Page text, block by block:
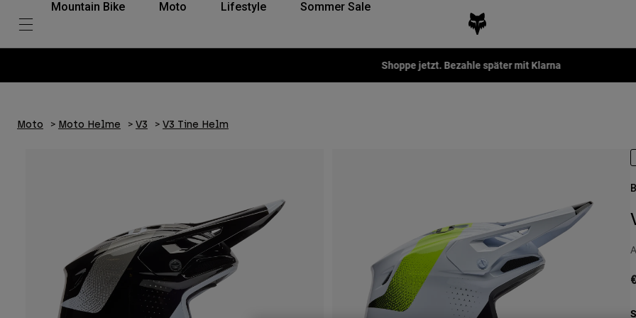
Mountain Bike Moto Lifestyle Sommer Sale
Shoppe jetzt. Bezahle später mit Klarna
Moto Moto Helme V3 V3 Tine Helm